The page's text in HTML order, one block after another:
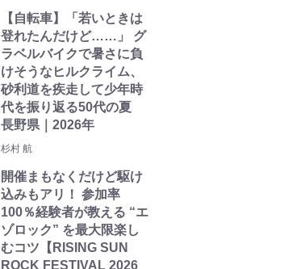
【自転車】「若いときは
登れたんだけど……」 グ
ラベルバイクで暑さに負
けそうなヒルクライム、
砂利道を疾走して少年時
代を振り返る50代の夏
長野県｜2026年
杉村 航
開催まもなくだけど駆け
込みもアリ！ 参加率
100％経験者が教える “エ
ゾロック” を最大限楽し
むコツ【RISING SUN
ROCK FESTIVAL 2026